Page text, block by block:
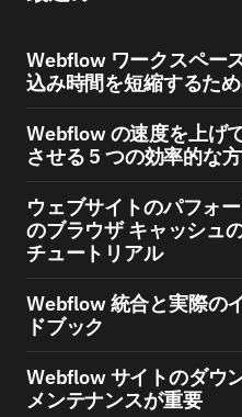
Webflow ワークスペー
込み時間を短縮するた
Webflow の速度を上げ
させる 5 つの効率的な
ウェブサイトのパフォ
のブラウザ キャッシュ
チュートリアル
Webflow 統合と実際の
ドブック
Webflow サイトのダウ
メンテナンスが重要